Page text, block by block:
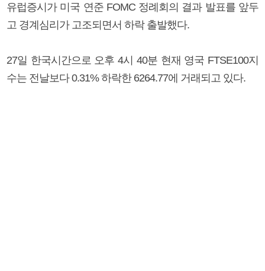
유럽증시가 미국 연준 FOMC 정례회의 결과 발표를 앞두
고 경계심리가 고조되면서 하락 출발했다.
27일 한국시간으로 오후 4시 40분 현재 영국 FTSE100지
수는 전날보다 0.31% 하락한 6264.77에 거래되고 있다.